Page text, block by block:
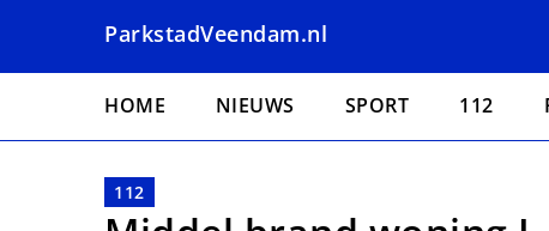
naar
ParkstadVeendam.nl
Hoofdnavigatie
HOME NIEUWS SPORT 112
112